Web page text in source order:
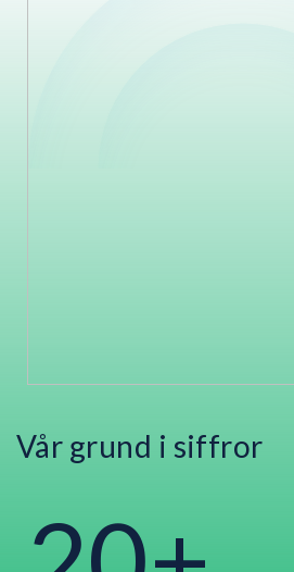
Vår grund i siffror